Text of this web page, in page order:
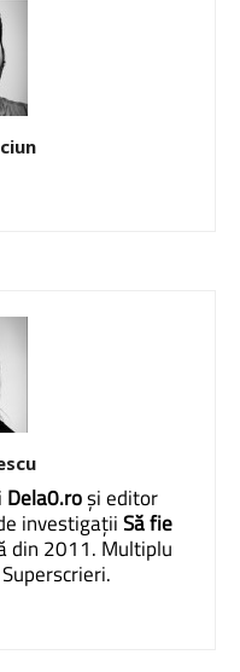
Dela0.roși editor
investigațiiSă fie
din 2011. Multiplu